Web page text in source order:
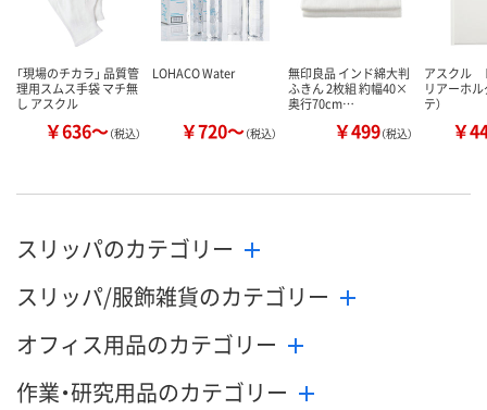
「現場のチカラ」 品質管
理用スムス手袋 マチ無
し アスクル
￥636～（税込）
LOHACO Water
￥720～（税込）
無印良品 インド綿大判
ふきん 2枚組 約幅40×
奥行70cm…
￥499（税込）
アスクル
リアーホル
テ）
￥
スリッパのカテゴリー
スリッパ/服飾雑貨のカテゴリー
オフィス用品のカテゴリー
作業・研究用品のカテゴリー